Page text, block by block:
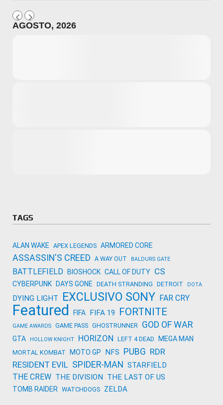
AGOSTO, 2026
TAGS
ALAN WAKE APEX LEGENDS ARMORED CORE
ASSASSIN'S CREED A WAY OUT BALDURS GATE
BATTLEFIELD BIOSHOCK CALL OF DUTY CS
CYBERPUNK DAYS GONE DEATH STRANDING DETROIT DOTA
DYING LIGHT EXCLUSIVO SONY FAR CRY
Featured FIFA FIFA 19 FORTNITE
GAME AWARDS GAME PASS GHOSTRUNNER GOD OF WAR
GTA HOLLOW KNIGHT HORIZON LEFT 4 DEAD MEGA MAN
MORTAL KOMBAT MOTO GP NFS PUBG RDR
RESIDENT EVIL SPIDER-MAN STARFIELD
THE CREW THE DIVISION THE LAST OF US
TOMB RAIDER WATCHDOGS ZELDA